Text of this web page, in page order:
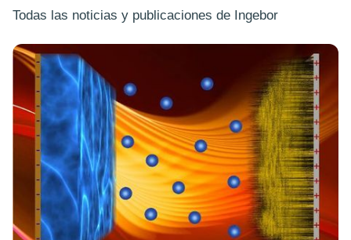
Todas las noticias y publicaciones de Ingebor